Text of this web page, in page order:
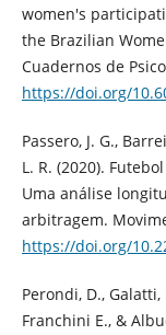
women's
the Brazilian
Cuadernos de
https://doi.org/
Passero, J. G.,
L. R. (2020).
Uma análise
arbitragem.
https://doi.org/
Perondi, D., Galatti,
Franchini E., &